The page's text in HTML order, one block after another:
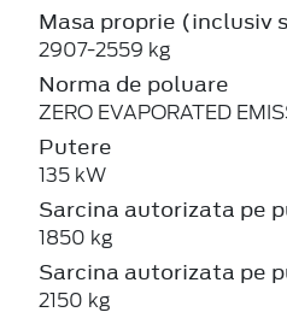
Masa proprie (inclusiv
2907-2559 kg
Norma de poluare
ZERO EVAPORATED
Putere
135 kW
Sarcina autorizata pe
1850 kg
Sarcina autorizata pe
2150 kg